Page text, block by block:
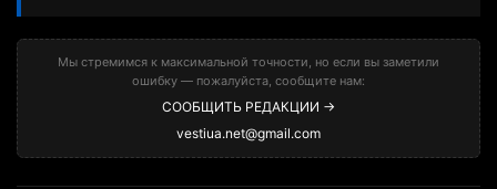
Мы стремимся к максимальной точности, но если вы заметили
ошибку — пожалуйста, сообщите нам:
СООБЩИТЬ РЕДАКЦИИ →
vestiua.net@gmail.com